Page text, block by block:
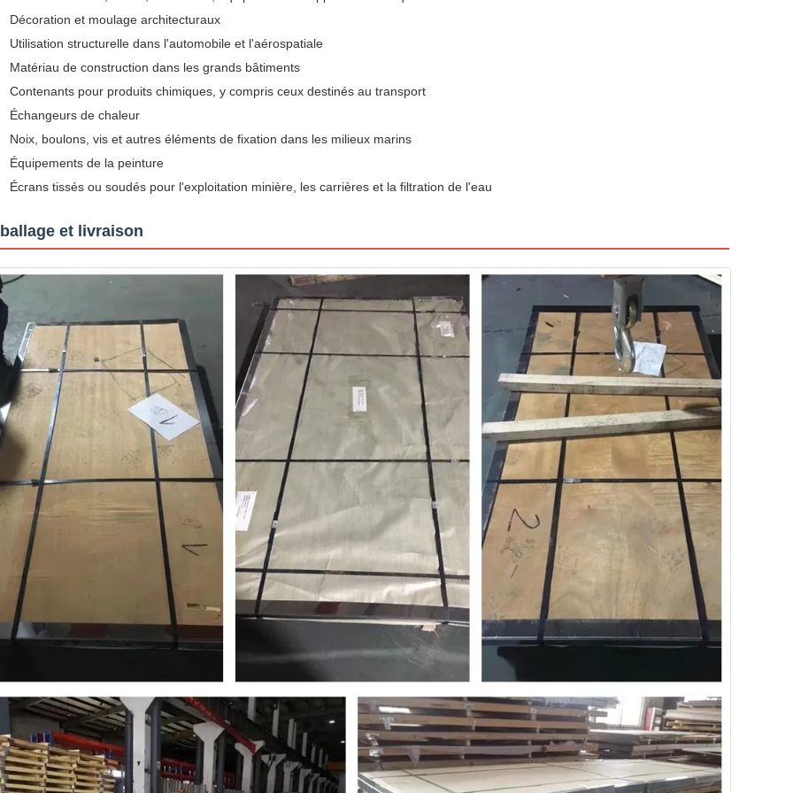
Décoration et moulage architecturaux
Utilisation structurelle dans l'automobile et l'aérospatiale
Matériau de construction dans les grands bâtiments
Contenants pour produits chimiques, y compris ceux destinés au transport
Échangeurs de chaleur
Noix, boulons, vis et autres éléments de fixation dans les milieux marins
Équipements de la peinture
Écrans tissés ou soudés pour l'exploitation minière, les carrières et la filtration de l'eau
et livraison